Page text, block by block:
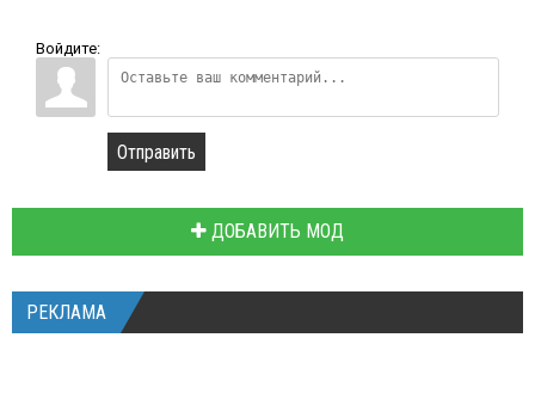
Войдите:
Отправить
ДОБАВИТЬ МОД
РЕКЛАМА